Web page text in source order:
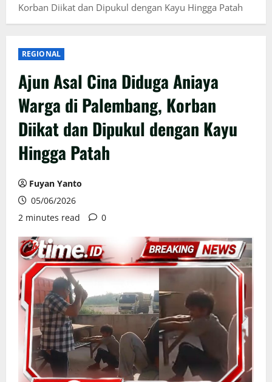
Korban Diikat dan Dipukul dengan Kayu Hingga Patah
REGIONAL
Ajun Asal Cina Diduga Aniaya
Warga di Palembang, Korban
Diikat dan Dipukul dengan Kayu
Hingga Patah
Fuyan Yanto
05/06/2026
2 minutes read
0